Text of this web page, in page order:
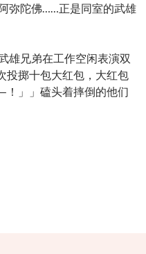
弥陀佛……正是同室的武雄
雄兄弟在工作空闲表演双
投掷十包大红包，大红包
」」磕头着摔倒的他们